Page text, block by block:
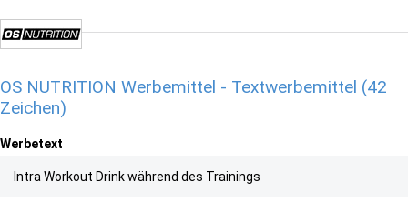
OS NUTRITION Werbemittel - Textwerbemittel (42
Zeichen)
Werbetext
Intra Workout Drink während des Trainings